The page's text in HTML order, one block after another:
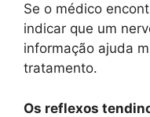
Se o médico
indicar que um
informação ajuda
tratamento.
Os reflexos